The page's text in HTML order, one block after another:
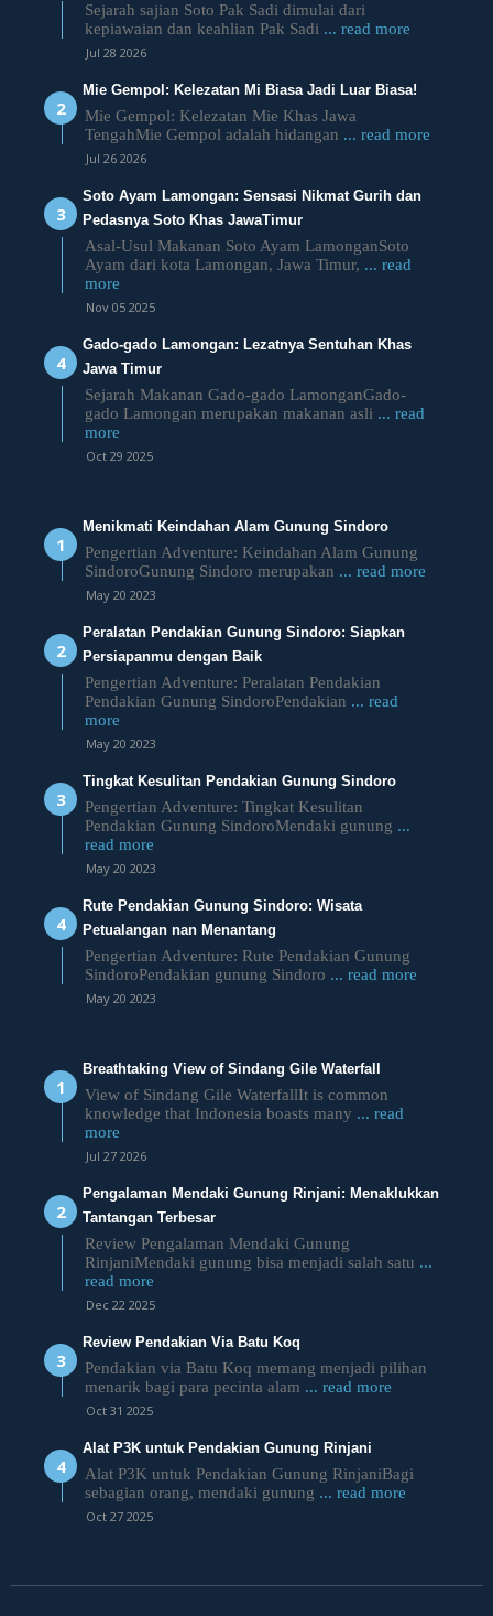
Sejarah sajian Soto Pak Sadi dimulai dari
kepiawaian dan keahlian Pak Sadi ... read more
Jul 28 2026
Mie Gempol: Kelezatan Mi Biasa Jadi Luar Biasa!
Mie Gempol: Kelezatan Mie Khas Jawa
TengahMie Gempol adalah hidangan ... read more
Jul 26 2026
Soto Ayam Lamongan: Sensasi Nikmat Gurih dan
Pedasnya Soto Khas JawaTimur
Asal-Usul Makanan Soto Ayam LamonganSoto
Ayam dari kota Lamongan, Jawa Timur, ... read
more
Nov 05 2025
Gado-gado Lamongan: Lezatnya Sentuhan Khas
Jawa Timur
Sejarah Makanan Gado-gado LamonganGado-
gado Lamongan merupakan makanan asli ... read
more
Oct 29 2025
Menikmati Keindahan Alam Gunung Sindoro
Pengertian Adventure: Keindahan Alam Gunung
SindoroGunung Sindoro merupakan ... read more
May 20 2023
Peralatan Pendakian Gunung Sindoro: Siapkan
Persiapanmu dengan Baik
Pengertian Adventure: Peralatan Pendakian
Pendakian Gunung SindoroPendakian ... read
more
May 20 2023
Tingkat Kesulitan Pendakian Gunung Sindoro
Pengertian Adventure: Tingkat Kesulitan
Pendakian Gunung SindoroMendaki gunung ...
read more
May 20 2023
Rute Pendakian Gunung Sindoro: Wisata
Petualangan nan Menantang
Pengertian Adventure: Rute Pendakian Gunung
SindoroPendakian gunung Sindoro ... read more
May 20 2023
Breathtaking View of Sindang Gile Waterfall
View of Sindang Gile WaterfallIt is common
knowledge that Indonesia boasts many ... read
more
Jul 27 2026
Pengalaman Mendaki Gunung Rinjani: Menaklukkan
Tantangan Terbesar
Review Pengalaman Mendaki Gunung
RinjaniMendaki gunung bisa menjadi salah satu ...
read more
Dec 22 2025
Review Pendakian Via Batu Koq
Pendakian via Batu Koq memang menjadi pilihan
menarik bagi para pecinta alam ... read more
Oct 31 2025
Alat P3K untuk Pendakian Gunung Rinjani
Alat P3K untuk Pendakian Gunung RinjaniBagi
sebagian orang, mendaki gunung ... read more
Oct 27 2025